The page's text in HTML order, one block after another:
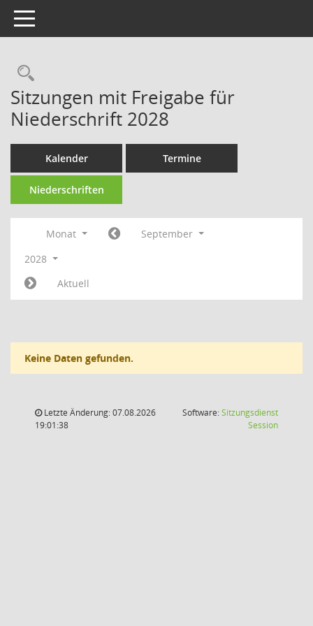
Toggle navigation
Rechercheauswahl
Sitzungen mit Freigabe für
Niederschrift 2028
Kalender Termine
Niederschriften
Monat
September
2028
Aktuell
Keine Daten gefunden.
Letzte Änderung: 07.08.2026
19:01:38
Software:Sitzungsdienst
Session(Wird in